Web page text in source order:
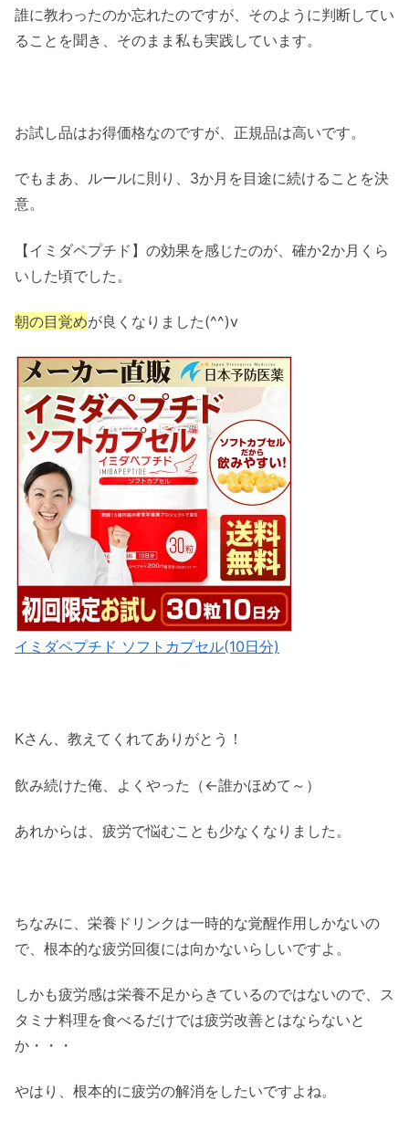
誰に教わったのか忘れたのですが、そのように判断してい
ることを聞き、そのまま私も実践しています。
お試し品はお得価格なのですが、正規品は高いです。
でもまあ、ルールに則り、3か月を目途に続けることを決
意。
【イミダペプチド】の効果を感じたのが、確か2か月くら
いした頃でした。
朝の目覚めが良くなりました(^^)v
イミダペプチド ソフトカプセル(10日分)
Kさん、教えてくれてありがとう！
飲み続けた俺、よくやった（←誰かほめて～）
あれからは、疲労で悩むことも少なくなりました。
ちなみに、栄養ドリンクは一時的な覚醒作用しかないの
で、根本的な疲労回復には向かないらしいですよ。
しかも疲労感は栄養不足からきているのではないので、ス
タミナ料理を食べるだけでは疲労改善とはならないと
か・・・
やはり、根本的に疲労の解消をしたいですよね。